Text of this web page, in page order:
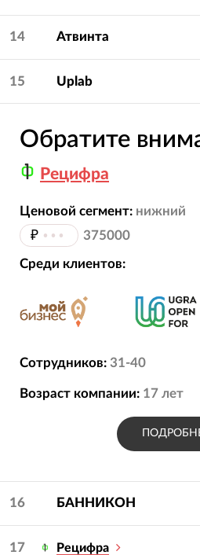
14 Атвинта
15 Uplab
Обратите
Рецифра
Ценовой сегмент: нижний
₽ ••• 375000
Среди клиентов:
Сотрудников: 31-40
Возраст компании: 17 лет
16 БАННИКОН
17 Рецифра